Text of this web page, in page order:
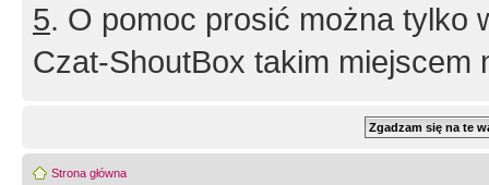
5. O pomoc prosić można tylko
Czat-ShoutBox takim miejscem
Strona główna